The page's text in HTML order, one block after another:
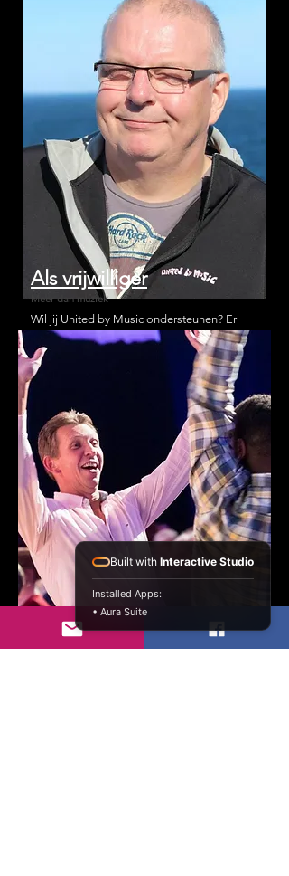
Lees meer
Als vrijwilliger
Meer dan muziek
Wil jij United by Music ondersteunen? Er
zijn veel verschillende mogelijkheden!
Als bedrijf
Built with Interactive Studio
Installed Apps:
• Aura Suite